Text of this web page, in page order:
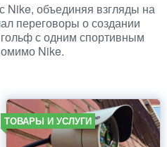
Nike, объединяя взгляды на
переговоры о создании
с одним спортивным
Nike.
ТОВАРЫ И УСЛУГИ